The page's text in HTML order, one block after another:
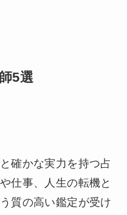
5選
確かな実力を持つ占
仕事、人生の転機と
質の高い鑑定が受け